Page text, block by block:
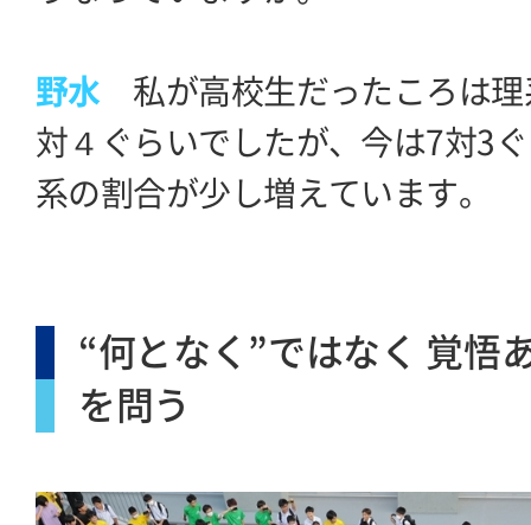
野水 私が高校生だったころは理
対４ぐらいでしたが、今は7対3
系の割合が少し増えています。
“何となく”ではなく 覚悟
を問う